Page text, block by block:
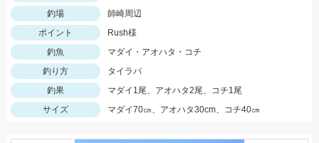
釣場
師崎周辺
ポイント
Rush様
釣魚
マダイ・アオハタ・コチ
釣り方
タイラバ
釣果
マダイ1尾、アオハタ2尾、コチ1尾
サイズ
マダイ70㎝、アオハタ30cm、コチ40㎝